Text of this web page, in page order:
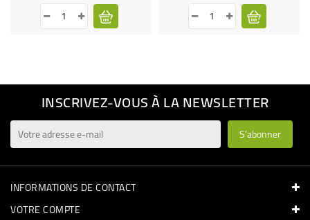
INSCRIVEZ-VOUS À LA NEWSLETTER
INFORMATIONS DE CONTACT
VOTRE COMPTE